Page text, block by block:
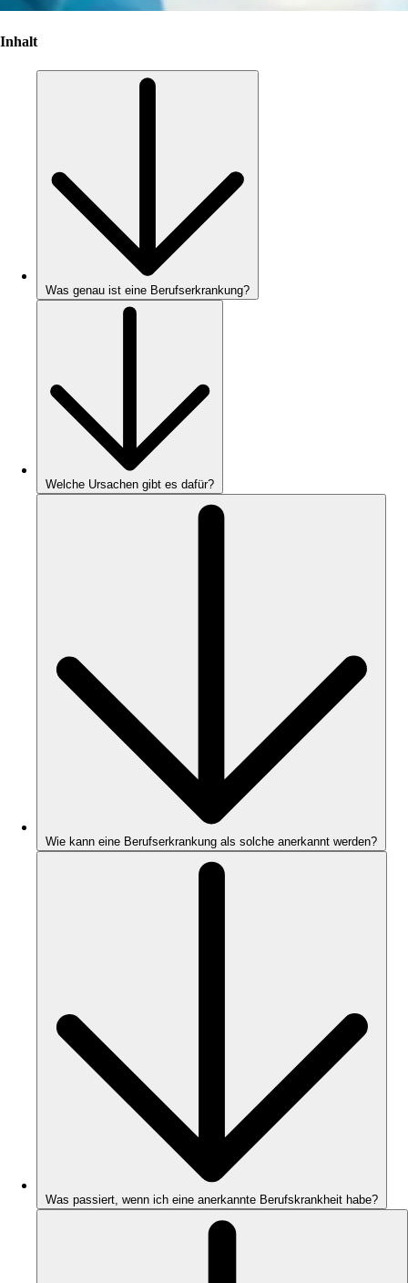
Inhalt
Was genau ist eine Berufserkrankung?
Welche Ursachen gibt es dafür?
Wie kann eine Berufserkrankung als solche anerkannt werden?
Was passiert, wenn ich eine anerkannte Berufskrankheit habe?